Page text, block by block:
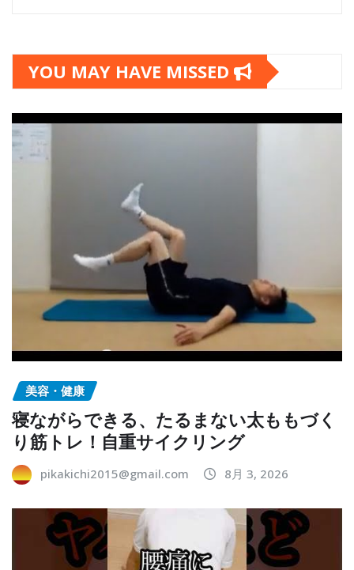
YOU MAY HAVE MISSED
美容・健康
寝ながらできる、たるまない太ももづく
り筋トレ！自重サイクリング
pikakichi2015@gmail.com 8月 3, 2026